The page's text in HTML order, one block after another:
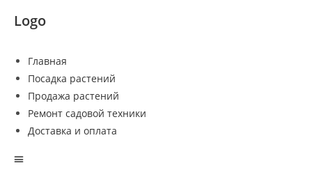
Logo
Главная
Посадка растений
Продажа растений
Ремонт садовой техники
Доставка и оплата